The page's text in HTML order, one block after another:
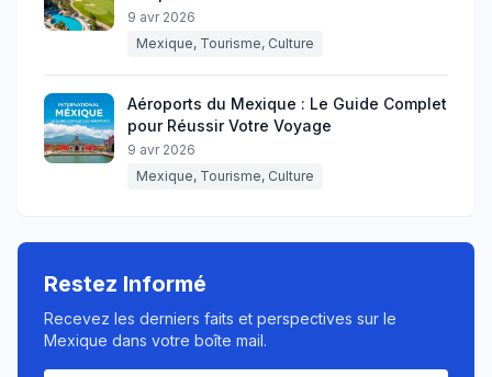
9 avr 2026
Mexique, Tourisme, Culture
Aéroports du Mexique : Le Guide Complet
pour Réussir Votre Voyage
9 avr 2026
Mexique, Tourisme, Culture
Restez Informé
Recevez les derniers faits et perspectives sur le
Mexique dans votre boîte mail.